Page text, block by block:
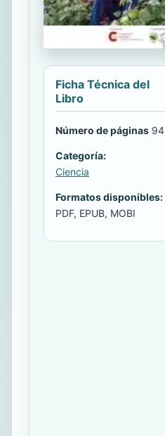
Ficha Técnica del
Libro
Número de páginas 94
Categoría:
Ciencia
Formatos disponibles:
PDF, EPUB, MOBI